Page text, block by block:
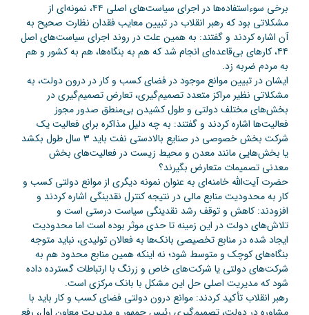
برخی سوءاستفاده‌ها در اجرای سیاست‌های اصلی ۴۴، نمونه‌ای از
مشکلاتی بود که رهبر انقلاب در تبیین معایب فقدان نظارت صحیح به
آن اشاره کردند و گفتند: به همین علت در روند اجرای سیاست‌های اصل
۴۴، کارهای بی‌قاعده‌ای انجام شد که هم به بنگاه‌ها، هم به کشور و هم
به مردم ضربه زد.
ایشان در تبیین موانع موجود در فضای کسب و کار در درون دولت، به
مشکلاتی نظیر مراکز متعدد تصمیم‌گیری، تعارض تصمیم‌گیری در
بخش‌های مختلف دولتی و طول کشیدن بی‌منطق صدور مجوز
فعالیت‌ها اشاره کردند و گفتند: به چه دلیل مذاکره برای فعالیت یک
شرکت بخش خصوصی در صنایع بالادستی نفت باید ۳ سال طول بکشد
یا بخش‌هایی مانند معدن و محیط زیست در فعالیت‌های بخش
معدنی تصمیمات متعارض بگیرند؟
حضرت آیت‌الله خامنه‌ای به عنوان نمونه دیگری از موانع دولتی کسب و
کار به محدودیت منابع مالی در نتیجه کنترل نقدینگی اشاره کردند و
افزودند: کاهش و توقف رشد نقدینگی سیاست درستی است و
تلاش‌های دولت در این زمینه تا حدی موثر بوده است اما محدودیت
ایجاد شده در منابع تخصیصی بانک‌ها به فعالان تولیدی، نباید متوجه
بنگاه‌‌های کوچک و متوسط شود؛ نه اینکه همین منابع محدود هم به
شرکت‌های دولتی یا شرکت‌های خاص و زرنگ با ارتباطات گسترده داده
شود که مدیریت اصلی حل این مشکل با بانک مرکزی است.
رهبر انقلاب تأکید کردند: موانع درون دولتی فضای کسب و کار باید با